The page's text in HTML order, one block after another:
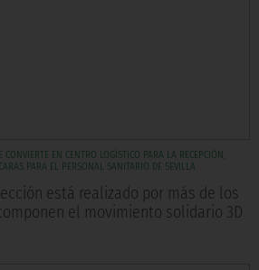
EN CENTRO LOGÍSTICO PARA LA RECEPCIÓN,
PARA EL PERSONAL SANITARIO DE SEVILLA
está realizado por más de los
el movimiento solidario 3D